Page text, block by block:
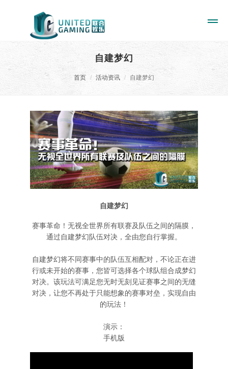
自建梦幻
首页 活动资讯 自建梦幻
自建梦幻
赛事革命！无视全世界所有联赛及队伍之间的隔膜，
通过自建梦幻队伍对决，全由您自行掌握。
自建梦幻将不同赛事中的队伍互相配对，不论正在进
行或未开始的赛事，您皆可选择各个球队组合成梦幻
对决。该玩法可满足您无时无刻见证赛事之间的无缝
对决，让您不再处于只能想象的赛事对垒，实现自由
的玩法！
演示：
手机版